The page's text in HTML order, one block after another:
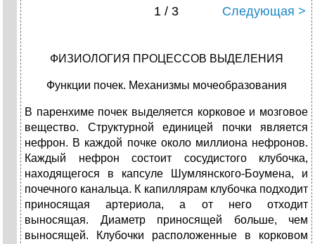
1 / 3 Следующая >
ФИЗИОЛОГИЯ ПРОЦЕССОВ ВЫДЕЛЕНИЯ
Функции почек. Механизмы мочеобразования
В паренхиме почек выделяется корковое и мозговое
вещество. Структурной единицей почки является
нефрон. В каждой почке около миллиона нефронов.
Каждый нефрон состоит сосудистого клубочка,
находящегося в капсуле Шумлянского-Боумена, и
почечного канальца. К капиллярам клубочка подходит
приносящая артериола, а от него отходит
выносящая. Диаметр приносящей больше, чем
выносящей. Клубочки расположенные в корковом